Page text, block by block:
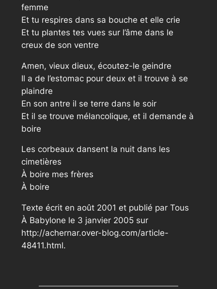
femme
Et tu respires dans sa bouche et elle crie
Et tu plantes tes vues sur l’âme dans le
creux de son ventre
Amen, vieux dieux, écoutez-le geindre
Il a de l’estomac pour deux et il trouve à se
plaindre
En son antre il se terre dans le soir
Et il se trouve mélancolique, et il demande à
boire
Les corbeaux dansent la nuit dans les
cimetières
À boire mes frères
À boire
Texte écrit en août 2001 et publié par Tous
À Babylone le 3 janvier 2005 sur
http://achernar.over-blog.com/article-
48411.html.